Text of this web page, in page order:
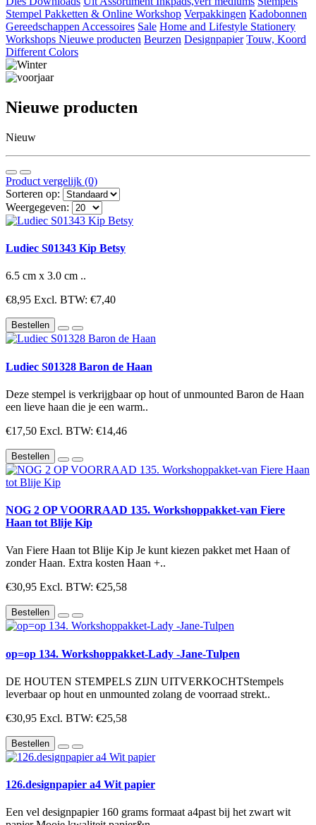
Stempel Pakketten & Online Workshop Verpakkingen Kadobonnen
Gereedschappen Accessoires Sale Home and Lifestyle Stationery
Workshops Nieuwe producten Beurzen Designpapier Touw, Koord
Different Colors
Nieuwe producten
Nieuw
Product vergelijk (0)
Sorteren op:
Weergegeven:
Ludiec S01343 Kip Betsy
6.5 cm x 3.0 cm ..
€8,95 Excl. BTW: €7,40
Bestellen
Ludiec S01328 Baron de Haan
Deze stempel is verkrijgbaar op hout of unmounted Baron de Haan
een lieve haan die je een warm..
€17,50 Excl. BTW: €14,46
Bestellen
NOG 2 OP VOORRAAD 135. Workshoppakket-van Fiere
Haan tot Blije Kip
Van Fiere Haan tot Blije Kip Je kunt kiezen pakket met Haan of
zonder Haan. Extra kosten Haan +..
€30,95 Excl. BTW: €25,58
Bestellen
op=op 134. Workshoppakket-Lady -Jane-Tulpen
DE HOUTEN STEMPELS ZIJN UITVERKOCHTStempels
leverbaar op hout en unmounted zolang de voorraad strekt..
€30,95 Excl. BTW: €25,58
Bestellen
126.designpapier a4 Wit papier
Een vel designpapier 160 grams formaat a4past bij het zwart wit